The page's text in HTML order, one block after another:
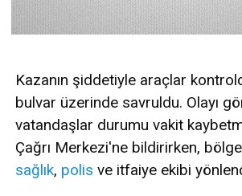
Kazanın şiddetiyle araçlar
bulvar üzerinde savruldu. Olayı
vatandaşlar durumu vakit
Çağrı Merkezi'ne bildirirken,
sağlık, polis ve itfaiye ekibi